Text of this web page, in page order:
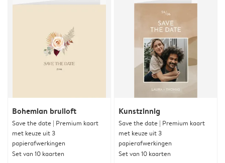
Bohemian bruiloft
Save the date | Premium kaart
met keuze uit 3
papierafwerkingen
Set van 10 kaarten
Kunstzinnig
Save the date | Premium kaart
met keuze uit 3
papierafwerkingen
Set van 10 kaarten